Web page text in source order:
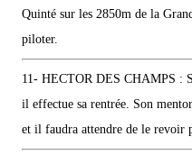
Quinté sur les 2850m de la
piloter.
11- HECTOR DES CHAMPS :
il effectue sa rentrée. Son
et il faudra attendre de le revoir